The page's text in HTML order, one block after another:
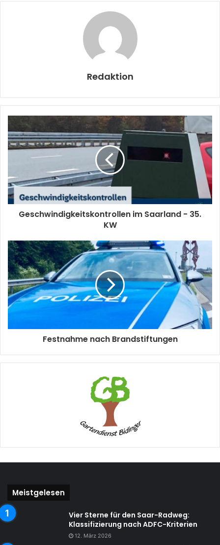
Redaktion
Geschwindigkeitskontrollen im Saarland - 35.
KW
Festnahme nach Brandstiftungen
Meistgelesen
Vier Sterne für den Saar-Radweg:
Klassifizierung nach ADFC-Kriterien
12. März 2026